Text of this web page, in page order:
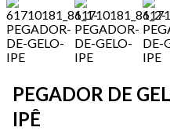
PEGADOR DE
IPÊ